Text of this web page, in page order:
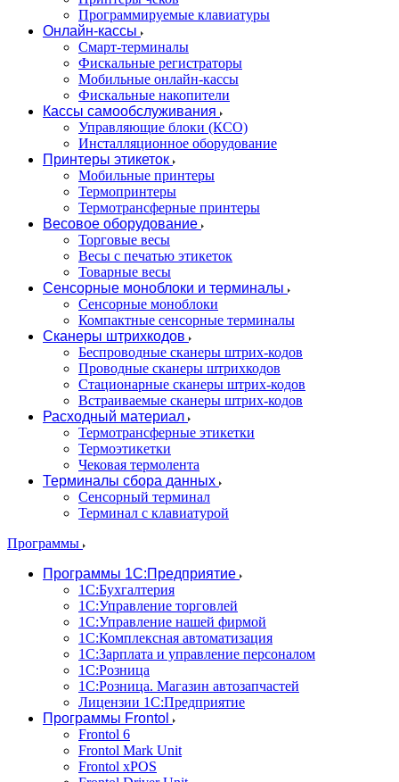
Программируемые клавиатуры
Онлайн-кассы
Смарт-терминалы
Фискальные регистраторы
Мобильные онлайн-кассы
Фискальные накопители
Кассы самообслуживания
Управляющие блоки (КСО)
Инсталляционное оборудование
Принтеры этикеток
Мобильные принтеры
Термопринтеры
Термотрансферные принтеры
Весовое оборудование
Торговые весы
Весы с печатью этикеток
Товарные весы
Сенсорные моноблоки и терминалы
Сенсорные моноблоки
Компактные сенсорные терминалы
Сканеры штрихкодов
Беспроводные сканеры штрих-кодов
Проводные сканеры штрихкодов
Стационарные сканеры штрих-кодов
Встраиваемые сканеры штрих-кодов
Расходный материал
Термотрансферные этикетки
Термоэтикетки
Чековая термолента
Терминалы сбора данных
Сенсорный терминал
Терминал с клавиатурой
Программы
Программы 1С:Предприятие
1С:Бухгалтерия
1С:Управление торговлей
1С:Управление нашей фирмой
1С:Комплексная автоматизация
1С:Зарплата и управление персоналом
1С:Розница
1С:Розница. Магазин автозапчастей
Лицензии 1С:Предприятие
Программы Frontol
Frontol 6
Frontol Mark Unit
Frontol xPOS